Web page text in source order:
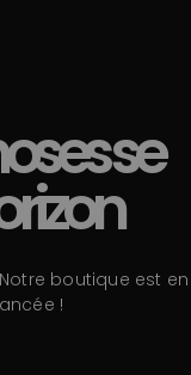
se
boutique est en
!